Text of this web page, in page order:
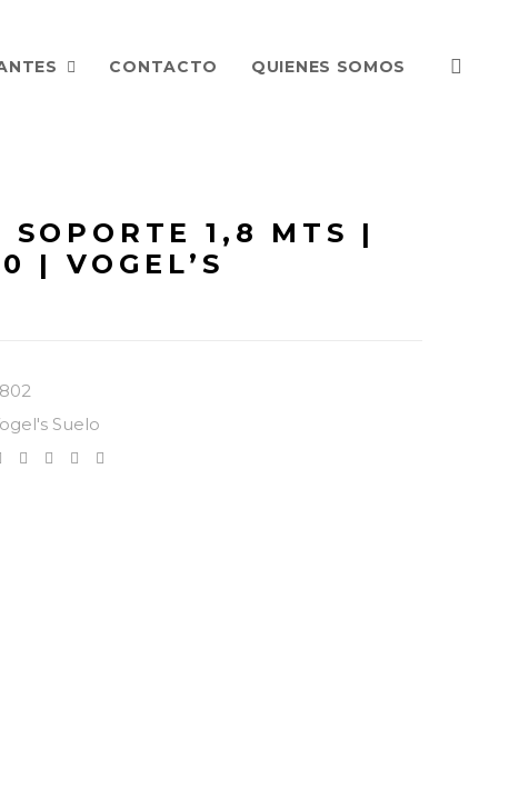
CONTACTO QUIENES SOMOS
SOPORTE 1,8 MTS |
| VOGEL’S
Suelo